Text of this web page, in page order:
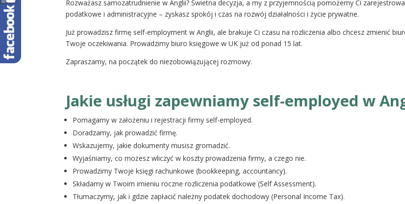
Rozważasz samozatrudnienie w Anglii? Świetna decyzja, a my z przyjemnością pomożemy Ci
podatkowe i administracyjne – zyskasz spokój i czas na rozwój działalności i życie prywatne.
Już prowadzisz firmę self-employment w Anglii, ale brakuje Ci czasu na rozliczenia albo chcesz zmienić
Twoje oczekiwania. Prowadzimy biuro księgowe w UK już od ponad 15 lat.
Zapraszamy, na początek do niezobowiązującej rozmowy.
Jakie usługi zapewniamy self-employed w
Pomagamy w założeniu i rejestracji firmy self-employed.
Doradzamy, jak prowadzić firmę.
Wskazujemy, jakie dokumenty musisz gromadzić.
Wyjaśniamy, co możesz wliczyć w koszty prowadzenia firmy, a czego nie.
Prowadzimy Twoje księgi rachunkowe (bookkeeping, accountancy).
Składamy w Twoim imieniu roczne rozliczenia podatkowe (Self Assessment).
Tłumaczymy, jak i gdzie zapłacić należny podatek dochodowy (Personal Income Tax).